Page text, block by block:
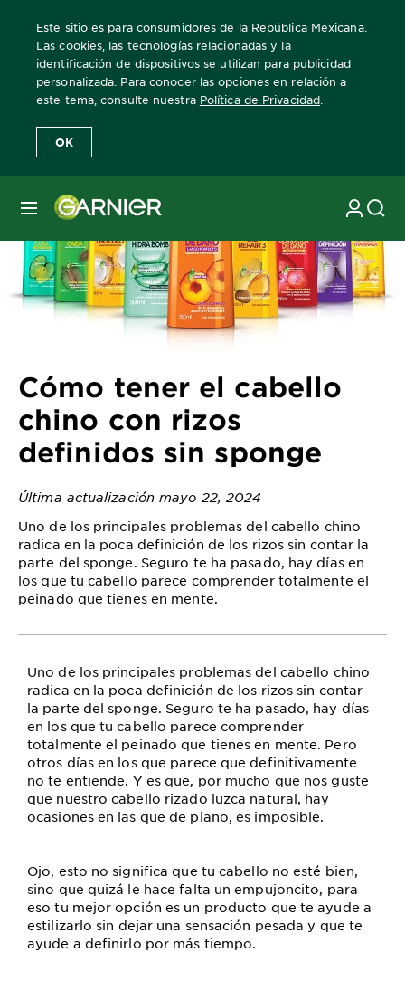
Este sitio es para consumidores de la República Mexicana.
Las cookies, las tecnologías relacionadas y la
identificación de dispositivos se utilizan para publicidad
personalizada. Para conocer las opciones en relación a
este tema, consulte nuestra Política de Privacidad
OK
MENÚ
Home Revista Garnier Consejos sobre el cuidado del cabello
Cómo tener el cabello
chino con rizos
definidos sin sponge
Última actualización mayo 22, 2024
Uno de los principales problemas del cabello chino
radica en la poca definición de los rizos sin contar la
parte del sponge. Seguro te ha pasado, hay días en
los que tu cabello parece comprender totalmente el
peinado que tienes en mente.
Uno de los principales problemas del cabello chino
radica en la poca definición de los rizos sin contar
la parte del sponge. Seguro te ha pasado, hay días
en los que tu cabello parece comprender
totalmente el peinado que tienes en mente. Pero
otros días en los que parece que definitivamente
no te entiende. Y es que, por mucho que nos guste
que nuestro cabello rizado luzca natural, hay
ocasiones en las que de plano, es imposible.
Ojo, esto no significa que tu cabello no esté bien,
sino que quizá le hace falta un empujoncito, para
eso tu mejor opción es un producto que te ayude a
estilizarlo sin dejar una sensación pesada y que te
ayude a definirlo por más tiempo.